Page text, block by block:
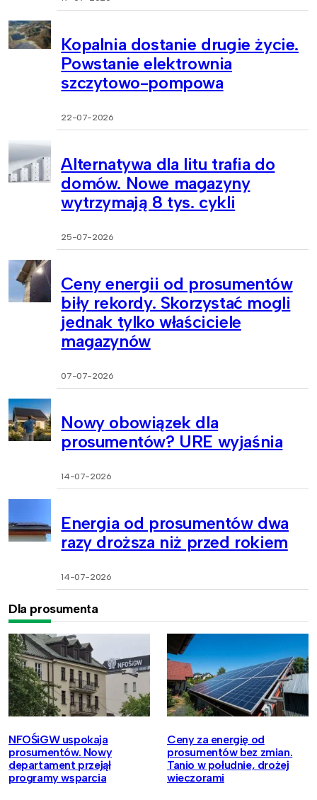
Kopalnia dostanie drugie życie.
Powstanie elektrownia
szczytowo-pompowa
22-07-2026
Alternatywa dla litu trafia do
domów. Nowe magazyny
wytrzymają 8 tys. cykli
25-07-2026
Ceny energii od prosumentów
biły rekordy. Skorzystać mogli
jednak tylko właściciele
magazynów
07-07-2026
Nowy obowiązek dla
prosumentów? URE wyjaśnia
14-07-2026
Energia od prosumentów dwa
razy droższa niż przed rokiem
14-07-2026
Dla prosumenta
NFOŚiGW uspokaja
prosumentów. Nowy
departament przejął
programy wsparcia
Ceny za energię od
prosumentów bez zmian.
Tanio w południe, drożej
wieczorami